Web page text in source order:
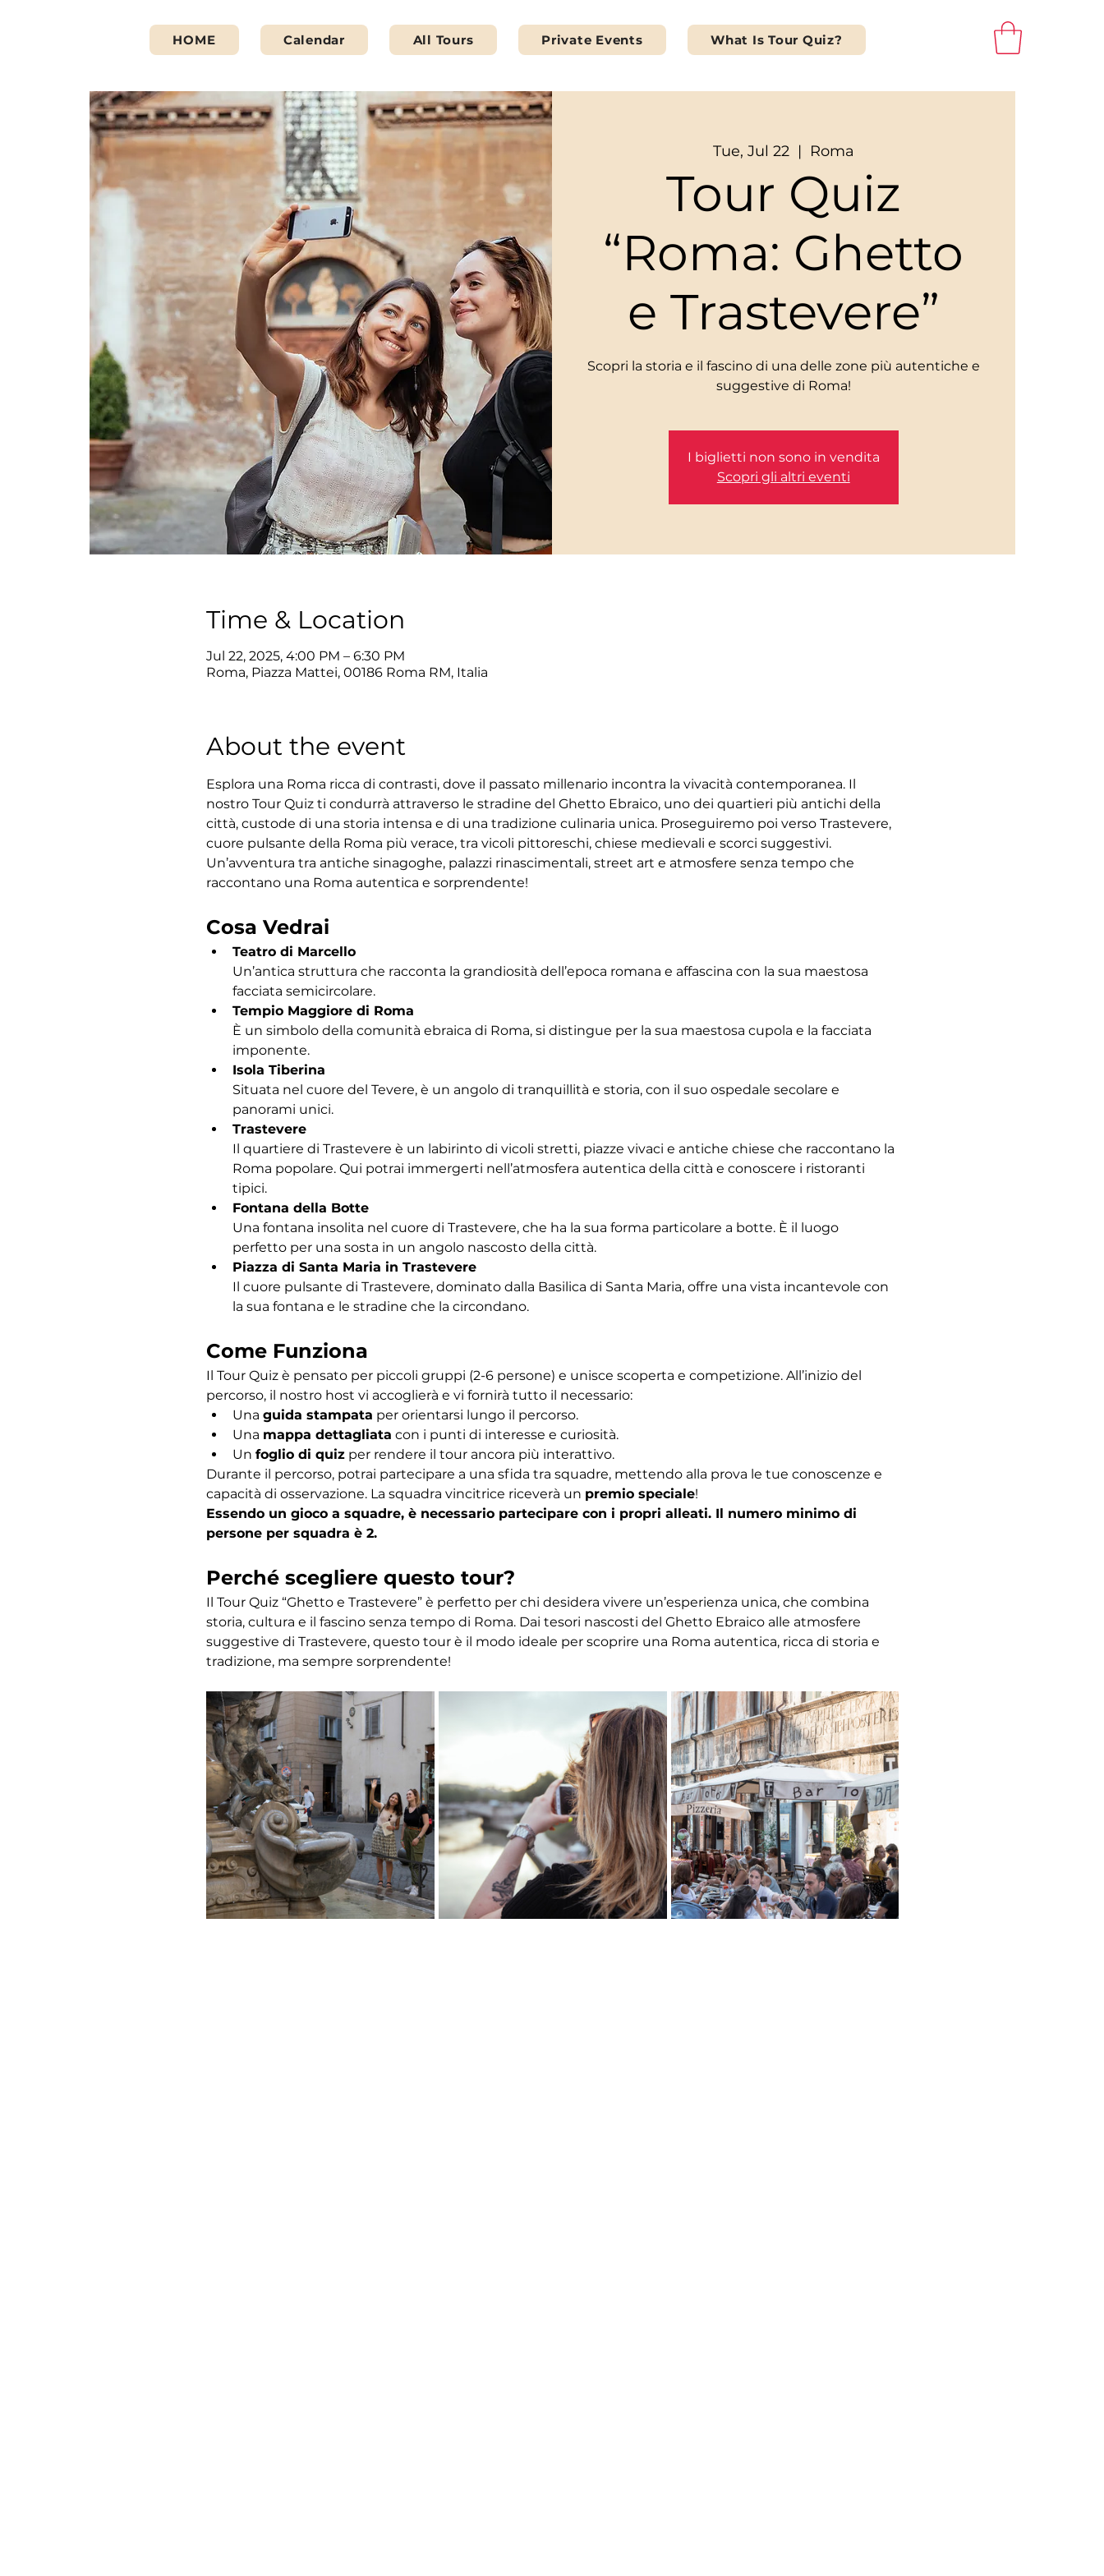
HOME Calendar All Tours Private Events What Is Tour Quiz?
Tue, Jul 22
  |
Roma
Tour Quiz
“Roma: Ghetto
e Trastevere”
Scopri la storia e il fascino di una delle zone più autentiche e
I biglietti non sono in vendita
Scopri gli altri eventi
Time & Location
Jul 22, 2025, 4:00 PM – 6:30 PM
Roma, Piazza Mattei, 00186 Roma RM, Italia
About the event
Esplora una Roma ricca di contrasti, dove il passato millenario incontra la vivacità contemporanea. Il
nostro Tour Quiz ti condurrà attraverso le stradine del Ghetto Ebraico, uno dei quartieri più antichi della
città, custode di una storia intensa e di una tradizione culinaria unica. Proseguiremo poi verso Trastevere,
cuore pulsante della Roma più verace, tra vicoli pittoreschi, chiese medievali e scorci suggestivi.
Un’avventura tra antiche sinagoghe, palazzi rinascimentali, street art e atmosfere senza tempo che
raccontano una Roma autentica e sorprendente!
Cosa Vedrai
Teatro di Marcello
Un’antica struttura che racconta la grandiosità dell’epoca romana e affascina con la sua maestosa
facciata semicircolare.
Tempio Maggiore di Roma
È un simbolo della comunità ebraica di Roma, si distingue per la sua maestosa cupola e la facciata
imponente.
Isola Tiberina
Situata nel cuore del Tevere, è un angolo di tranquillità e storia, con il suo ospedale secolare e
panorami unici.
Trastevere
Il quartiere di Trastevere è un labirinto di vicoli stretti, piazze vivaci e antiche chiese che raccontano la
Roma popolare. Qui potrai immergerti nell’atmosfera autentica della città e conoscere i ristoranti
tipici.
Fontana della Botte
Una fontana insolita nel cuore di Trastevere, che ha la sua forma particolare a botte. È il luogo
perfetto per una sosta in un angolo nascosto della città.
Piazza di Santa Maria in Trastevere
Il cuore pulsante di Trastevere, dominato dalla Basilica di Santa Maria, offre una vista incantevole con
la sua fontana e le stradine che la circondano.
Come Funziona
Il Tour Quiz è pensato per piccoli gruppi (2-6 persone) e unisce scoperta e competizione. All’inizio del
percorso, il nostro host vi accoglierà e vi fornirà tutto il necessario:
Una guida stampata per orientarsi lungo il percorso.
Una mappa dettagliata con i punti di interesse e curiosità.
Un foglio di quiz per rendere il tour ancora più interattivo.
Durante il percorso, potrai partecipare a una sfida tra squadre, mettendo alla prova le tue conoscenze e
capacità di osservazione. La squadra vincitrice riceverà un premio speciale!
Essendo un gioco a squadre, è necessario partecipare con i propri alleati. Il numero minimo di
persone per squadra è 2.
Perché scegliere questo tour?
Il Tour Quiz “Ghetto e Trastevere” è perfetto per chi desidera vivere un’esperienza unica, che combina
storia, cultura e il fascino senza tempo di Roma. Dai tesori nascosti del Ghetto Ebraico alle atmosfere
suggestive di Trastevere, questo tour è il modo ideale per scoprire una Roma autentica, ricca di storia e
tradizione, ma sempre sorprendente!